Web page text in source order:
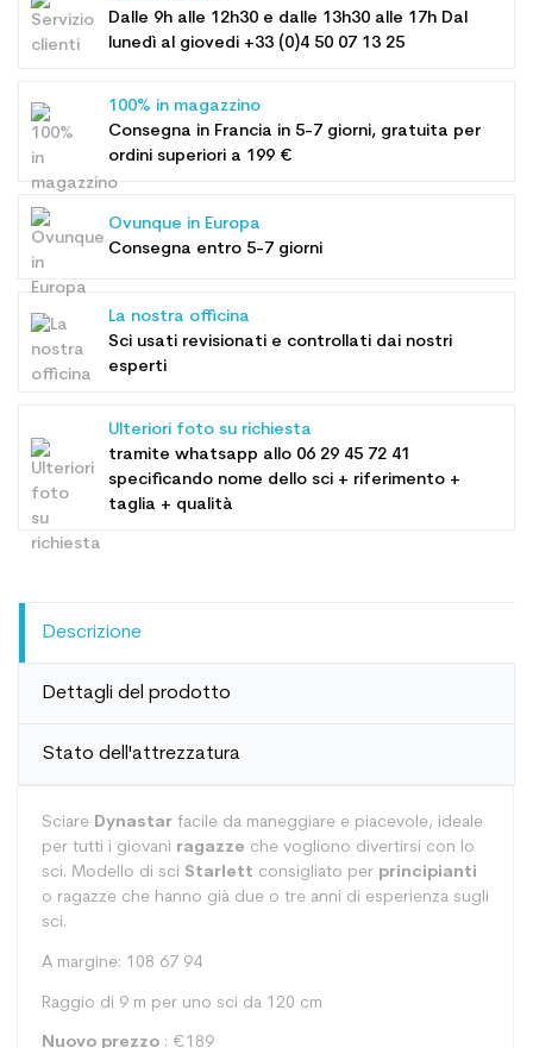
Dalle 9h alle 12h30 e dalle 13h30 alle 17h Dal
lunedì al giovedi +33 (0)4 50 07 13 25
100% in magazzino
Consegna in Francia in 5-7 giorni, gratuita per
ordini superiori a 199 €
Ovunque in Europa
Consegna entro 5-7 giorni
La nostra officina
Sci usati revisionati e controllati dai nostri
esperti
Ulteriori foto su richiesta
tramite whatsapp allo 06 29 45 72 41
specificando nome dello sci + riferimento +
taglia + qualità
Descrizione
Dettagli del prodotto
Stato dell'attrezzatura
Sciare Dynastar facile da maneggiare e piacevole, ideale
per tutti i giovani ragazze che vogliono divertirsi con lo
sci. Modello di sci Starlett consigliato per principianti
o ragazze che hanno già due o tre anni di esperienza sugli
sci.
A margine: 108 67 94
Raggio di 9 m per uno sci da 120 cm
Nuovo prezzo : €189